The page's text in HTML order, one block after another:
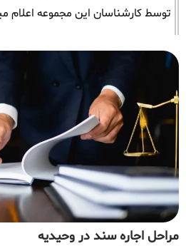
توسط کارشناسان این مجموعه اعلام
مراحل اجاره سند در وحیدیه